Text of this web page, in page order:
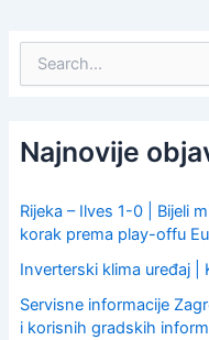
c
h
o
r
Najnovije
Rijeka – Ilves 1-0 | Bijeli
korak prema play-offu
Inverterski klima uređaj |
Servisne informacije
i korisnih gradskih